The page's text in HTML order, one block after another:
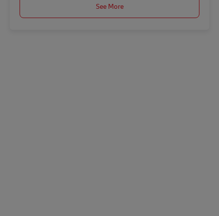
See More